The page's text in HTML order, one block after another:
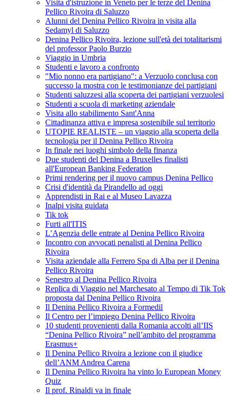
Visita d'istruzione in Veneto per le terze del Denina
Pellico Rivoira di Saluzzo
Alunni del Denina Pellico Rivoira in visita alla
Sedamyl di Saluzzo
Denina Pellico Rivoira, lezione sull'età dei totalitarismi
del professor Paolo Burzio
Viaggio in Umbria
Studenti e lavoro a confronto
"Mio nonno era partigiano": a Verzuolo conclusa con
successo la mostra con le testimonianze dei partigiani
Studenti saluzzesi alla scoperta dei partigiani verzuolesi
Studenti a scuola di marketing aziendale
Visita allo stabilimento Sant'Anna
Cittadinanza attiva e impresa sostenibile sul territorio
UTOPIE REALISTE – un viaggio alla scoperta della
tecnologia per il Denina Pellico Rivoira
In finale nei luoghi simbolo della finanza
Due studenti del Denina a Bruxelles finalisti
all'European Banking Federation
Primi rendering per il nuovo campus Denina Pellico
Crisi d'identità da Pirandello ad oggi
Apprendisti in Rai e al Museo Lavazza
Inalpi visita guidata
Tik tok
Furti all'ITIS
L’Agenzia delle entrate al Denina Pellico Rivoira
Incontro con avvocati penalisti al Denina Pellico
Rivoira
Visita aziendale alla Ferrero Spa di Alba per il Denina
Pellico Rivoira
Senestro al Denina Pellico Rivoira
Replica di Viaggio nel Marchesato al Tempo di Tik Tok
proposta dal Denina Pellico Rivoira
Il Denina Pellico Rivoira a Formedil
Il Centro per l’impiego Denina Pellico Rivoira
10 studenti provenienti dalla Romania accolti all’IIS
“Denina Pellico Rivoira” nell’ambito del programma
Erasmus+
Il Denina Pellico Rivoira a lezione con il giudice
dell’ANM Andrea Carena
Il Denina Pellico Rivoira ha vinto lo European Money
Quiz
Il prof. Rinaldi va in finale